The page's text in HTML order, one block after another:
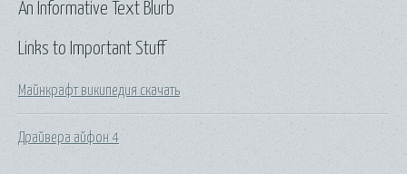
Links to Important Stuff
Майнкрафт википедия скачать
Драйвера айфон 4
An Informative Text Blurb